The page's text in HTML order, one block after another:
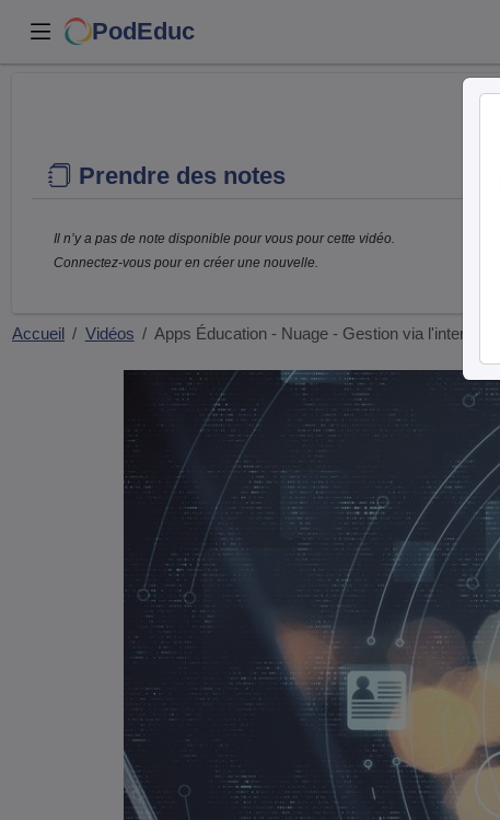
PodEduc
Prendre des notes
Il n’y a pas de note disponible pour vous pour cette vidéo.
Connectez-vous pour en créer une nouvelle.
Accueil Vidéos Apps Éducation - Nuage - Gestion via l'inter…